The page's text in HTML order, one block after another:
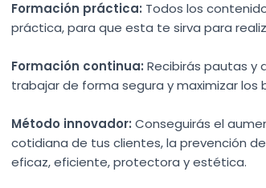
Formación práctica: Todos los
práctica, para que esta te sirva para
Formación continua: Recibirás pautas y
trabajar de forma segura y maximizar
Método innovador: Conseguirás el
cotidiana de tus clientes, la prevención
eficaz, eficiente, protectora y estética.